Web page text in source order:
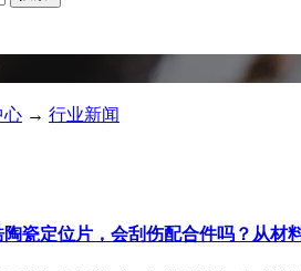
心 → 行业新闻
瓷定位片，会刮伤配合件吗？从材